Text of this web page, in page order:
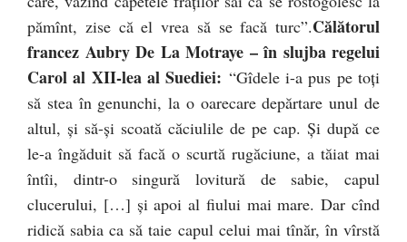
pămînt, zise că el vrea să se facă turc”.Călătorul
francez Aubry De La Motraye – în slujba regelui
Carol al XII-lea al Suediei: “Gîdele i-a pus pe toţi
să stea în genunchi, la o oarecare depărtare unul de
altul, şi să-şi scoată căciulile de pe cap. Şi după ce
le-a îngăduit să facă o scurtă rugăciune, a tăiat mai
întîi, dintr-o singură lovitură de sabie, capul
clucerului, […] şi apoi al fiului mai mare. Dar cînd
ridică sabia ca să taie capul celui mai tînăr, în vîrstă